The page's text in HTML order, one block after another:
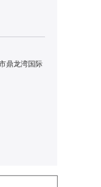
鼎龙湾国际